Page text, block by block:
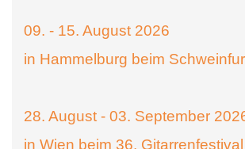
09. - 15. August 2026
in Hammelburg beim
28. August - 03. September
in Wien beim 36. Gitarrenfestival